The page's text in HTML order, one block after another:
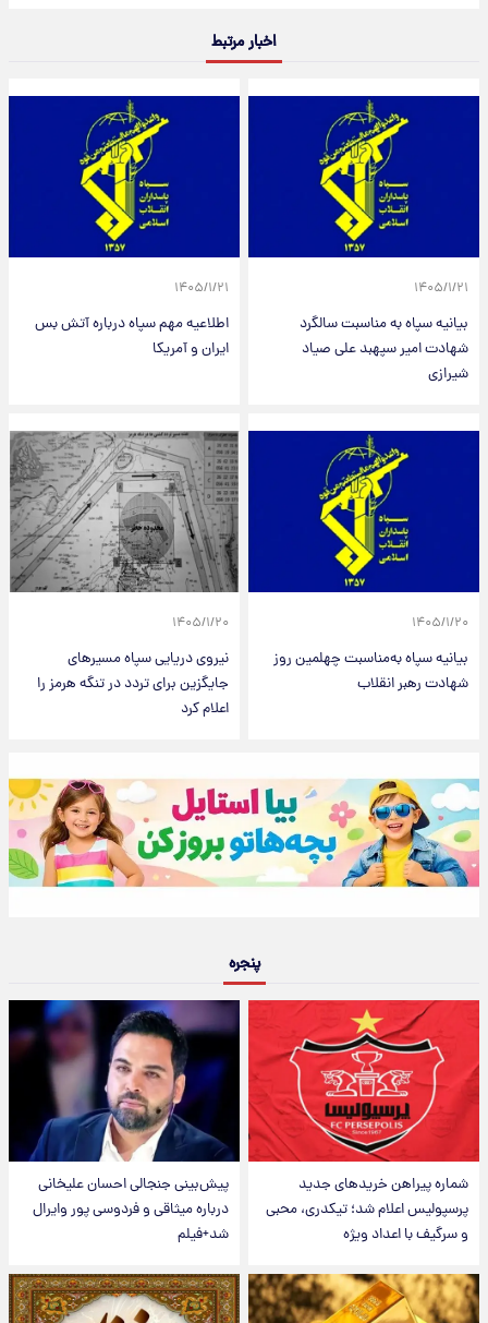
اخبار مرتبط
۱۴۰۵/۱/۲۱
بیانیه سپاه به مناسبت سالگرد
شهادت امیر سپهبد علی صیاد
شیرازی
۱۴۰۵/۱/۲۱
اطلاعیه مهم سپاه درباره آتش بس
ایران و آمریکا
۱۴۰۵/۱/۲۰
بیانیه سپاه به‌مناسبت چهلمین روز
شهادت رهبر انقلاب
۱۴۰۵/۱/۲۰
نیروی دریایی سپاه مسیرهای
جایگزین برای تردد در تنگه هرمز را
اعلام کرد
پنجره
شماره پیراهن خریدهای جدید
پرسپولیس اعلام شد؛ تیکدری، محبی
و سرگیف با اعداد ویژه
پیش‌بینی جنجالی احسان علیخانی
درباره میثاقی و فردوسی پور وایرال
شد+فیلم